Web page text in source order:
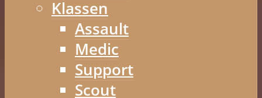
Klassen
Assault
Medic
Support
Scout